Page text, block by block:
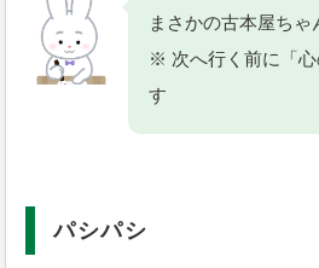
まさかの古本屋ち
※ 次へ行く前に「心
す
パシパシ